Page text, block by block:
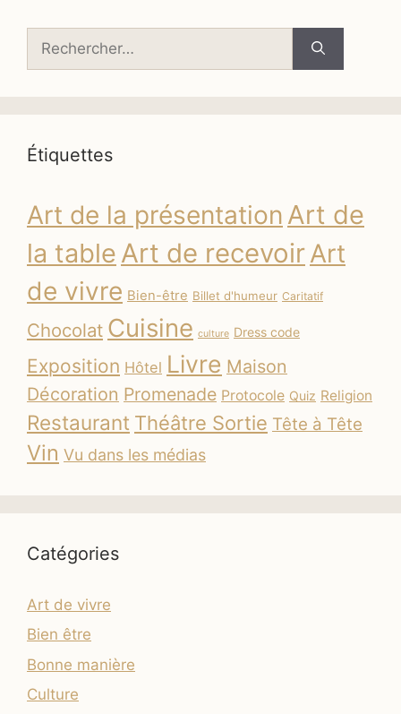
Étiquettes
Art de la présentation Art de
la table Art de recevoirArt
de vivre Bien-être Billet d'humeur Caritatif
Chocolat Cuisine culture Dress code
Exposition Hôtel Livre Maison
Décoration Promenade Protocole Quiz Religion
Restaurant Théâtre Sortie Tête à Tête
Vin Vu dans les médias
Catégories
Art de vivre
Bien être
Bonne manière
Culture